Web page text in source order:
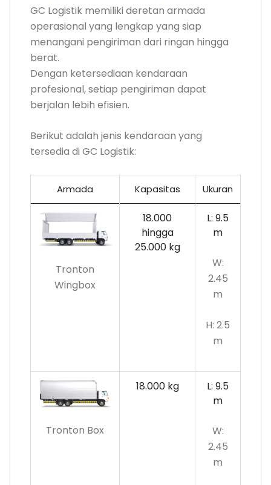
GC Logistik memiliki deretan armada
operasional yang lengkap yang siap
menangani pengiriman dari ringan hingga
berat.
Dengan ketersediaan kendaraan
profesional, setiap pengiriman dapat
berjalan lebih efisien.
Berikut adalah jenis kendaraan yang
tersedia di GC Logistik:
Armada Kapasitas Ukuran
Tronton
Wingbox
18.000
hingga
25.000 kg
L: 9.5
m
W:
2.45
m
H: 2.5
m
Tronton Box
18.000 kg
L: 9.5
m
W:
2.45
m